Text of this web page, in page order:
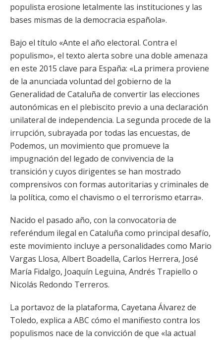
populista erosione letalmente las instituciones y las
bases mismas de la democracia española».
Bajo el título «Ante el año electoral. Contra el
populismo», el texto alerta sobre una doble amenaza
en este 2015 clave para España: «La primera proviene
de la anunciada voluntad del gobierno de la
Generalidad de Cataluña de convertir las elecciones
autonómicas en el plebiscito previo a una declaración
unilateral de independencia. La segunda procede de la
irrupción, subrayada por todas las encuestas, de
Podemos, un movimiento que promueve la
impugnación del legado de convivencia de la
transición y cuyos dirigentes se han mostrado
comprensivos con formas autoritarias y criminales de
la política, como el chavismo o el terrorismo etarra».
Nacido el pasado año, con la convocatoria de
referéndum ilegal en Cataluña como principal desafío,
este movimiento incluye a personalidades como Mario
Vargas Llosa, Albert Boadella, Carlos Herrera, José
María Fidalgo, Joaquín Leguina, Andrés Trapiello o
Nicolás Redondo Terreros.
La portavoz de la plataforma, Cayetana Álvarez de
Toledo, explica a ABC cómo el manifiesto contra los
populismos nace de la convicción de que «la actual